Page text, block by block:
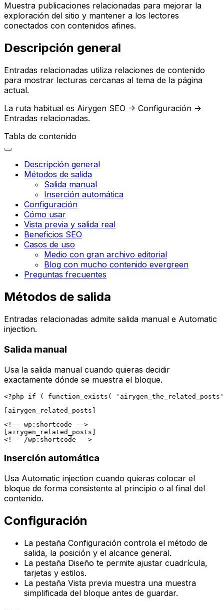
Muestra publicaciones relacionadas para mejorar la
exploración del sitio y mantener a los lectores
conectados con contenidos afines.
Descripción general
Entradas relacionadas utiliza relaciones de contenido
para mostrar lecturas cercanas al tema de la página
actual.
La ruta habitual es Airygen SEO -> Configuración ->
Entradas relacionadas.
Tabla de contenido
Descripción general
Métodos de salida
Salida manual
Inserción automática
Configuración
Cómo usar
Vista previa y salida real
Beneficios SEO
Casos de uso
Medio con gran archivo editorial
Blog con mucho contenido evergreen
Preguntas frecuentes
Métodos de salida
Entradas relacionadas admite salida manual e Automatic
injection.
Salida manual
Usa la salida manual cuando quieras decidir
exactamente dónde se muestra el bloque.
<!-- wp:shortcode -->
[airygen_related_posts]
Inserción automática
Usa Automatic injection cuando quieras colocar el
bloque de forma consistente al principio o al final del
contenido.
Configuración
La pestaña Configuración controla el método de
salida, la posición y el alcance general.
La pestaña Diseño te permite ajustar cuadrícula,
tarjetas y estilos.
La pestaña Vista previa muestra una muestra
simplificada del bloque antes de guardar.